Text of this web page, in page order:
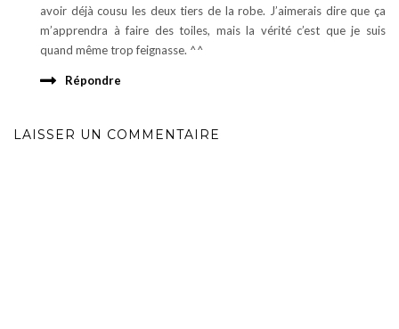
avoir déjà cousu les deux tiers de la robe. J’aimerais dire que ça
m’apprendra à faire des toiles, mais la vérité c’est que je suis
quand même trop feignasse. ^^
Répondre
LAISSER UN COMMENTAIRE